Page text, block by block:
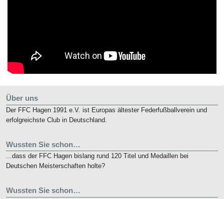
Über uns
Der FFC Hagen 1991 e.V. ist Europas ältester Federfußballverein und
erfolgreichste Club in Deutschland.
Wussten Sie schon…
...dass der FFC Hagen bislang rund 120 Titel und Medaillen bei
Deutschen Meisterschaften holte?
Wussten Sie schon…